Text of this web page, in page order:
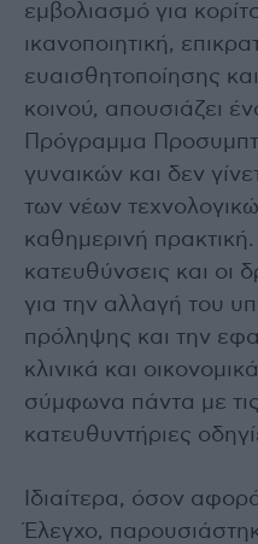
εμβολιασμό για
ικανοποιητική,
ευαισθητοποίησης
κοινού, απουσιάζει
Πρόγραμμα
γυναικών και δεν
των νέων
καθημερινή
κατευθύνσεις και οι
για την αλλαγή του
πρόληψης και την
κλινικά και
σύμφωνα πάντα με τις
κατευθυντήριες
Ιδιαίτερα, όσον
Έλεγχο,